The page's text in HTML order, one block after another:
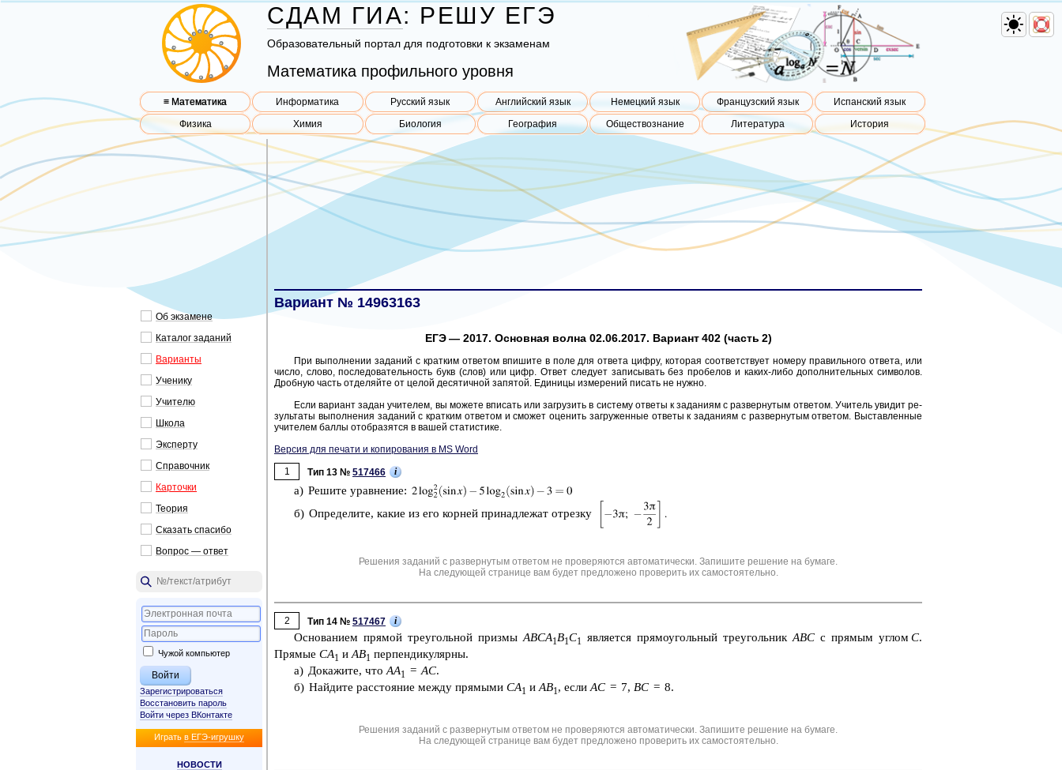
СДАМ ГИА: РЕШУ ЕГЭ
Об­ра­зо­ва­тель­ный пор­тал для под­го­тов­ки к эк­за­ме­нам
Математика профильного уровня
≡ Математика Информатика Русский язык Английский язык Немецкий язык Французский язык
Испанский язык
Физика
Химия Биология География Обществознание Литература История
Об эк­за­ме­не
Ка­та­лог за­да­ний
Ва­ри­ан­ты
Уче­ни­ку
Учи­те­лю
Школа
Экс­пер­ту
Спра­воч­ник
Кар­точ­ки
Тео­рия
Ска­зать спа­си­бо
Во­прос — ответ
Чужой компьютер
Зарегистрироваться
Восстановить пароль
Войти через ВКонтакте
Иг­рать в ЕГЭ-иг­руш­ку
НО­ВО­СТИ
Вариант № 14963163
ЕГЭ — 2017. Основная волна 02.06.2017. Вариант 402 (часть 2)
При вы­пол­не­нии за­да­ний с крат­ким от­ве­том впи­ши­те в поле для от­ве­та цифру, ко­то­рая со­от­вет­ству­ет но­ме­ру пра­виль­но­го от­ве­та, или
число, слово, по­сле­до­ва­тель­ность букв (слов) или цифр. Ответ сле­ду­ет за­пи­сы­вать без про­бе­лов и каких-либо до­пол­ни­тель­ных сим­во­лов.
Дроб­ную часть от­де­ляй­те от целой де­ся­тич­ной за­пя­той. Еди­ни­цы из­ме­ре­ний пи­сать не нужно.
Если ва­ри­ант задан учи­те­лем, вы мо­же­те впи­сать или за­гру­зить в си­сте­му от­ве­ты к за­да­ни­ям с раз­вер­ну­тым от­ве­том. Учи­тель уви­дит ре­
зуль­та­ты вы­пол­не­ния за­да­ний с крат­ким от­ве­том и смо­жет оце­нить за­гру­жен­ные от­ве­ты к за­да­ни­ям с раз­вер­ну­тым от­ве­том. Вы­став­лен­ные
учи­те­лем баллы отоб­ра­зят­ся в вашей ста­ти­сти­ке.
Версия для печати и копирования в MS Word
1
Тип 13 № 517466 i
а) Ре­ши­те урав­не­ние:
б) Опре­де­ли­те, какие из его кор­ней при­над­ле­жат от­рез­ку
Решения заданий с развернутым ответом не проверяются автоматически. Запишите решение на бумаге.
На следующей странице вам будет предложено проверить их самостоятельно.
2 Тип 14 № 517467 i
Ос­но­ва­ни­ем пря­мой тре­уголь­ной приз­мыABCA1B1C1 яв­ля­ет­ся пря­мо­уголь­ный тре­уголь­никABC с пря­мым углом C.
Пря­мые CA1 иAB1 пер­пен­ди­ку­ляр­ны.
а) До­ка­жи­те, что AA1 = AС.
б) Най­ди­те рас­сто­я­ние между пря­мы­ми CA1 и AB1, если AC = 7, BC = 8.
Решения заданий с развернутым ответом не проверяются автоматически. Запишите решение на бумаге.
На следующей странице вам будет предложено проверить их самостоятельно.